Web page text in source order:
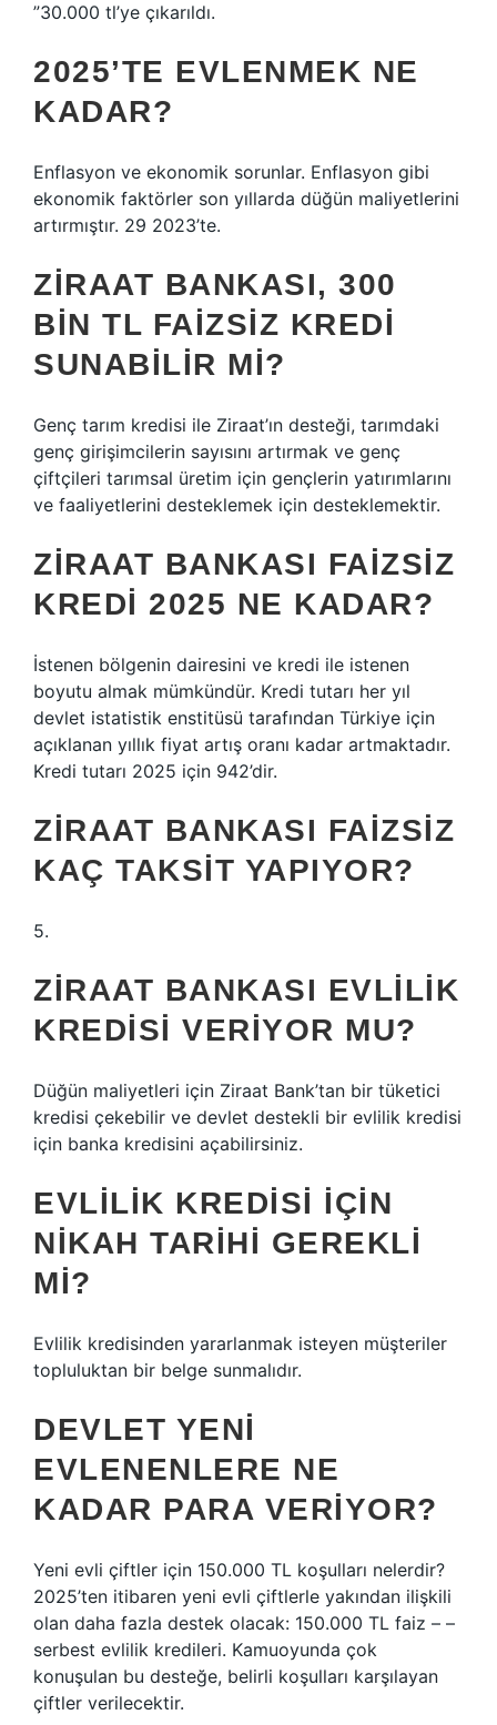
”30.000 tl’ye çıkarıldı.
2025’TE EVLENMEK NE
KADAR?
Enflasyon ve ekonomik sorunlar. Enflasyon gibi
ekonomik faktörler son yıllarda düğün maliyetlerini
artırmıştır. 29 2023’te.
ZIRAAT BANKASI, 300
BIN TL FAIZSIZ KREDI
SUNABILIR MI?
Genç tarım kredisi ile Ziraat’ın desteği, tarımdaki
genç girişimcilerin sayısını artırmak ve genç
çiftçileri tarımsal üretim için gençlerin yatırımlarını
ve faaliyetlerini desteklemek için desteklemektir.
ZIRAAT BANKASI FAIZSIZ
KREDI 2025 NE KADAR?
İstenen bölgenin dairesini ve kredi ile istenen
boyutu almak mümkündür. Kredi tutarı her yıl
devlet istatistik enstitüsü tarafından Türkiye için
açıklanan yıllık fiyat artış oranı kadar artmaktadır.
Kredi tutarı 2025 için 942’dir.
ZIRAAT BANKASI FAIZSIZ
KAÇ TAKSIT YAPIYOR?
5.
ZIRAAT BANKASI EVLILIK
KREDISI VERIYOR MU?
Düğün maliyetleri için Ziraat Bank’tan bir tüketici
kredisi çekebilir ve devlet destekli bir evlilik kredisi
için banka kredisini açabilirsiniz.
EVLILIK KREDISI IÇIN
NIKAH TARIHI GEREKLI
MI?
Evlilik kredisinden yararlanmak isteyen müşteriler
topluluktan bir belge sunmalıdır.
DEVLET YENI
EVLENENLERE NE
KADAR PARA VERIYOR?
Yeni evli çiftler için 150.000 TL koşulları nelerdir?
2025’ten itibaren yeni evli çiftlerle yakından ilişkili
olan daha fazla destek olacak: 150.000 TL faiz – –
serbest evlilik kredileri. Kamuoyunda çok
konuşulan bu desteğe, belirli koşulları karşılayan
çiftler verilecektir.